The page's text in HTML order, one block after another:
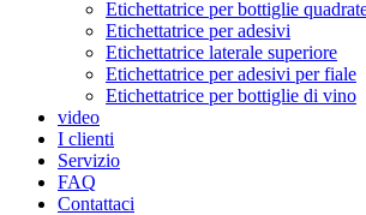
Etichettatrice per bottiglie
Etichettatrice per adesivi
Etichettatrice laterale superiore
Etichettatrice per adesivi per fiale
Etichettatrice per bottiglie di vino
video
I clienti
Servizio
FAQ
Contattaci